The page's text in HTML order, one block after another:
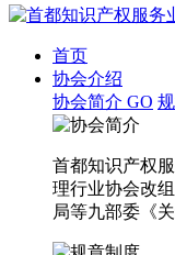
首页
协会介绍
协会简介 GO
首都知识产权
理行业协会改
局等九部委《